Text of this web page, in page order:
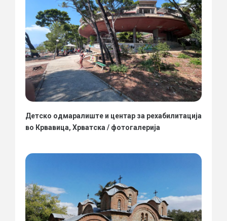
Детско одмаралиште и центар за рехабилитација
во Крвавица, Хрватска / фотогалерија